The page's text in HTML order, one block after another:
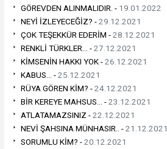
GÖREVDEN ALINMALIDIR. - 19.01.2022
NEYİ İZLEYECEĞİZ? -29.12.2021
ÇOK TEŞEKKÜR EDERİM -28.12.2021
RENKLİ TÜRKLER... -27.12.2021
KİMSENİN HAKKI YOK -26.12.2021
KABUS... -25.12.2021
RÜYA GÖREN KİM? -24.12.2021
BİR KEREYE MAHSUS... -23.12.2021
ATLATAMAZSINIZ -22.12.2021
NEVİ ŞAHSINA MÜNHASIR.. -21.12.2021
SORUMLU KİM? -20.12.2021